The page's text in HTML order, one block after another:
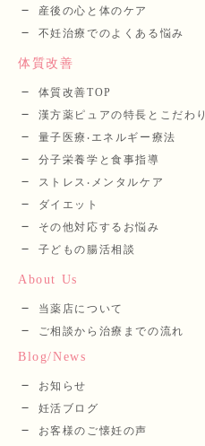
産後の⼼と体のケア
不妊治療でのよくある悩み
体質改善
体質改善TOP
漢⽅薬ピュアの特長とこだわり
量⼦医療‧エネルギー療法
分⼦栄養学と⾷事指導
ストレス‧メンタルケア
ダイエット
その他対応するお悩み
子どもの腸活相談
About Us
当薬店について
ご相談から治療までの流れ
Blog/News
お知らせ
妊活ブログ
お客様のご懐妊の声